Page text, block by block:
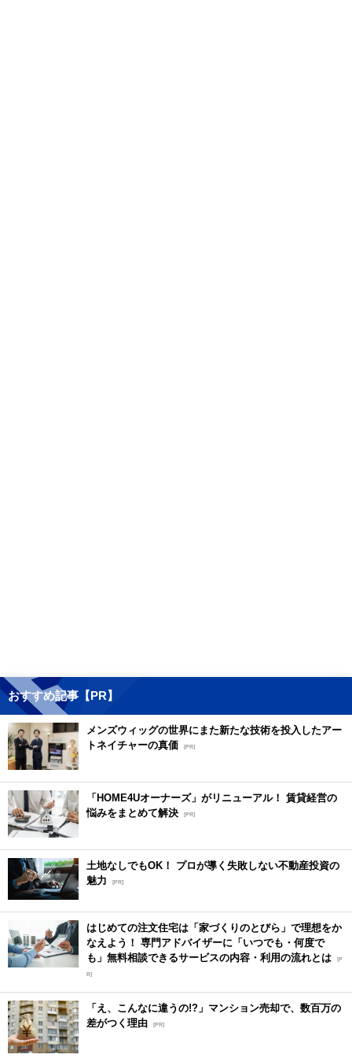
おすすめ記事【PR】
メンズウィッグの世界にまた新たな技術を投入したアー
トネイチャーの真価 [PR]
「HOME4Uオーナーズ」がリニューアル！ 賃貸経営の
悩みをまとめて解決 [PR]
土地なしでもOK！ プロが導く失敗しない不動産投資の
魅力
[PR]
はじめての注文住宅は「家づくりのとびら」で理想をか
なえよう！ 専門アドバイザーに「いつでも・何度で
も」無料相談できるサービスの内容・利用の流れとは [P
R]
「え、こんなに違うの!?」マンション売却で、数百万の
差がつく理由 [PR]